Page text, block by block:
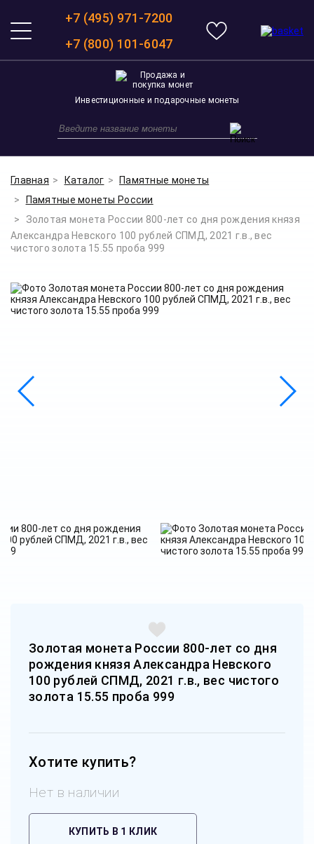
+7 (495) 971-7200
+7 (800) 101-6047
Инвестиционные и подарочные монеты
Главная Каталог
Памятные монеты
Памятные монеты России
Золотая монета России 800-лет со дня рождения князя
Александра Невского 100 рублей СПМД, 2021 г.в., вес
чистого золота 15.55 проба 999
Золотая монета России 800-лет со дня
рождения князя Александра Невского
100 рублей СПМД, 2021 г.в., вес чистого
золота 15.55 проба 999
Хотите купить?
Нет в наличии
КУПИТЬ В 1 КЛИК